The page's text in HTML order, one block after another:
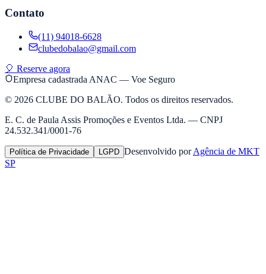
Contato
(11) 94018-6628
clubedobalao@gmail.com
🎈 Reserve agora
Empresa cadastrada ANAC — Voe Seguro
© 2026 CLUBE DO BALÃO. Todos os direitos reservados.
E. C. de Paula Assis Promoções e Eventos Ltda. — CNPJ
24.532.341/0001-76
Política de Privacidade LGPD Desenvolvido porAgência de MKT
SP